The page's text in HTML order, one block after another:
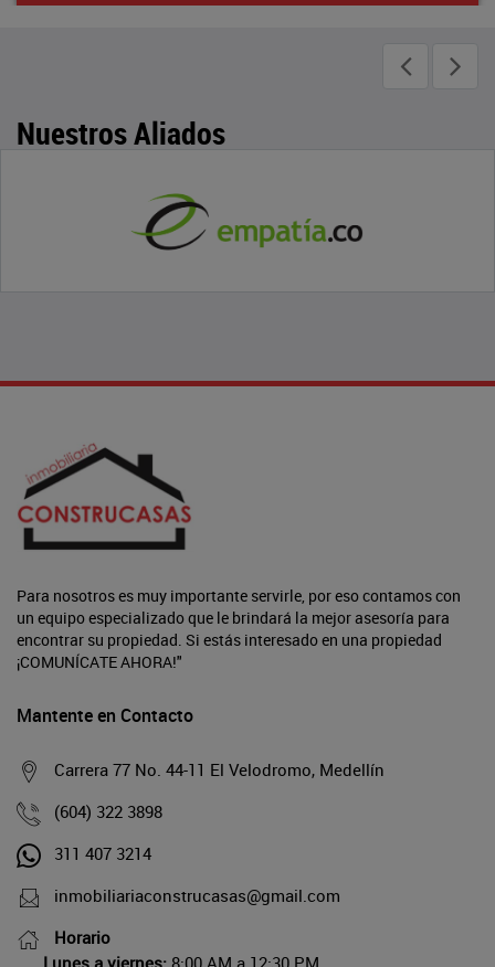
Nuestros Aliados
Para nosotros es muy importante servirle, por eso contamos con
un equipo especializado que le brindará la mejor asesoría para
encontrar su propiedad. Si estás interesado en una propiedad
¡COMUNÍCATE AHORA!"
Mantente en Contacto
Carrera 77 No. 44-11 El Velodromo, Medellín
(604) 322 3898
311 407 3214
inmobiliariaconstrucasas@gmail.com
Horario